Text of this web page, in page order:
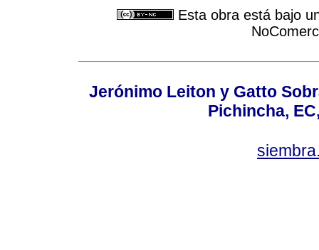
Esta obra está bajo
Jerónimo Leiton y Gatto
Pichincha,